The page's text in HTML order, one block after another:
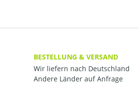
BESTELLUNG & VERSAND
Wir liefern nach Deutschland
Andere Länder auf Anfrage